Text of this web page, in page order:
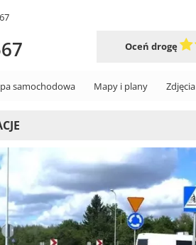
Oceń drogę
samochodowa Mapy i plany Zdjęcia